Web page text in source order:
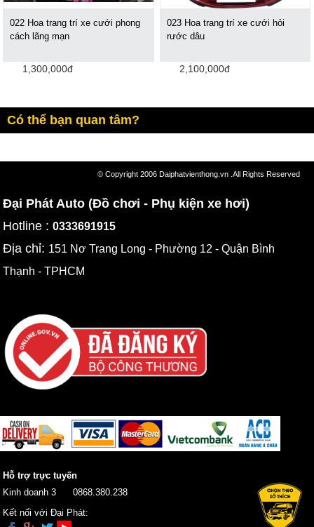
022 Hoa trang trí xe cưới phong
cách lãng mạn
1,300,000đ
023 Hoa trang trí xe cưới hỏi
rước dâu
2,100,000đ
Có thể bạn quan tâm?
© Copyright 2006 Daiphatvienthong.vn .All Rights Reserved
Đại Phát Auto (Đồ chơi - Phụ kiện xe hơi)
Hotline :0333691915
Địa chỉ: 151 Nơ Trang Long - Phường 12 - Quận Bình
Thạnh - TPHCM
Hỗ trợ trực tuyến
Kinh doanh 3
0868.380.238
Kết nối với Đại Phát: